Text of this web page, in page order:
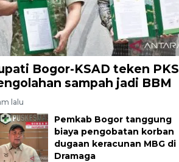
Bogor-KSAD teken PKS
sampah jadi BBM
lalu
Pemkab Bogor tanggung
biaya pengobatan korban
dugaan keracunan MBG di
Dramaga